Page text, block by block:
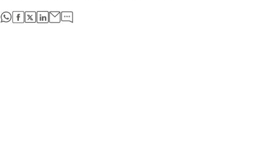
abre en nueva pestaña
abre en nueva pestaña
abre en nueva pestaña
abre en nueva pestaña